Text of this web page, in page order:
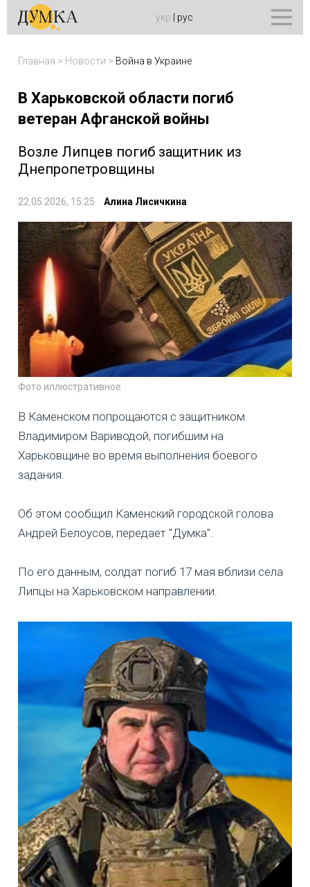
укр рус
Главная > Новости > Война в Украине
В Харьковской области погиб
ветеран Афганской войны
Возле Липцев погиб защитник из
Днепропетровщины
22.05.2026, 15:25 Алина Лисичкина
Фото иллюстративное
В Каменском попрощаются с защитником
Владимиром Вариводой, погибшим на
Харьковщине во время выполнения боевого
задания.
Об этом сообщил Каменский городской голова
Андрей Белоусов, передает "Думка".
По его данным, солдат погиб 17 мая вблизи села
Липцы на Харьковском направлении.